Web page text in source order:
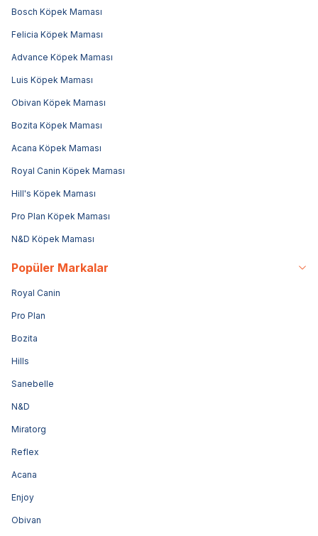
Bosch Köpek Maması
Felicia Köpek Maması
Advance Köpek Maması
Luis Köpek Maması
Obivan Köpek Maması
Bozita Köpek Maması
Acana Köpek Maması
Royal Canin Köpek Maması
Hill's Köpek Maması
Pro Plan Köpek Maması
N&D Köpek Maması
Popüler Markalar
Royal Canin
Pro Plan
Bozita
Hills
Sanebelle
N&D
Miratorg
Reflex
Acana
Enjoy
Obivan